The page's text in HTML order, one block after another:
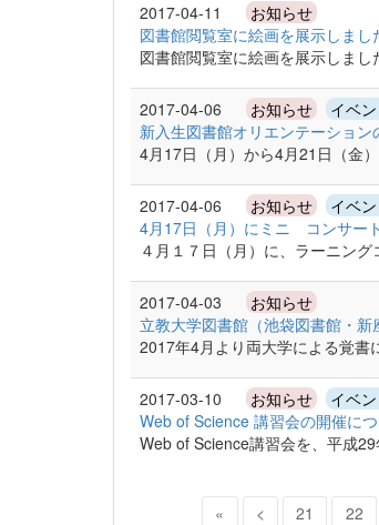
2017-04-11 お知らせ
図書館閲覧室に絵画を展示しまし
図書館閲覧室に絵画を展示しまし
2017-04-06 お知らせ イベ
新入生図書館オリエンテーション
4月17日（月）から4月21日（金
2017-04-06 お知らせ イベ
4月17日（月）にミニ コンサー
４月１７日（月）に、ラーニン
2017-04-03 お知らせ
立教大学図書館（池袋図書館・
2017年4月より両大学による覚書
2017-03-10 お知らせ イベ
Web of Science 講習会の開催につ
Web of Science講習会を、平成
« < 21 22